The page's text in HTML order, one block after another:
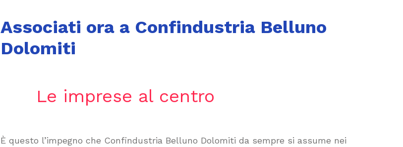
Associati ora a Confindustria Belluno
Dolomiti
Le imprese al centro
È questo l’impegno che Confindustria Belluno Dolomiti da sempre si assume nei